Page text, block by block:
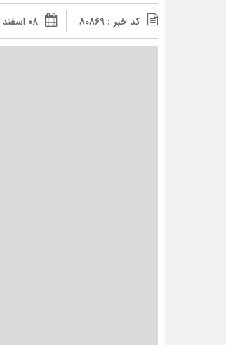
کد خبر : 80869 ۰۸ اسفند ۱۴۰۲ - ۱۰:۰۰